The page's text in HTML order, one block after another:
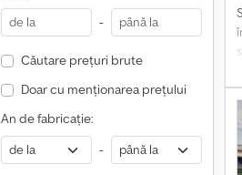
-
Căutare prețuri brute
Doar cu menționarea prețului
An de fabricație:
-